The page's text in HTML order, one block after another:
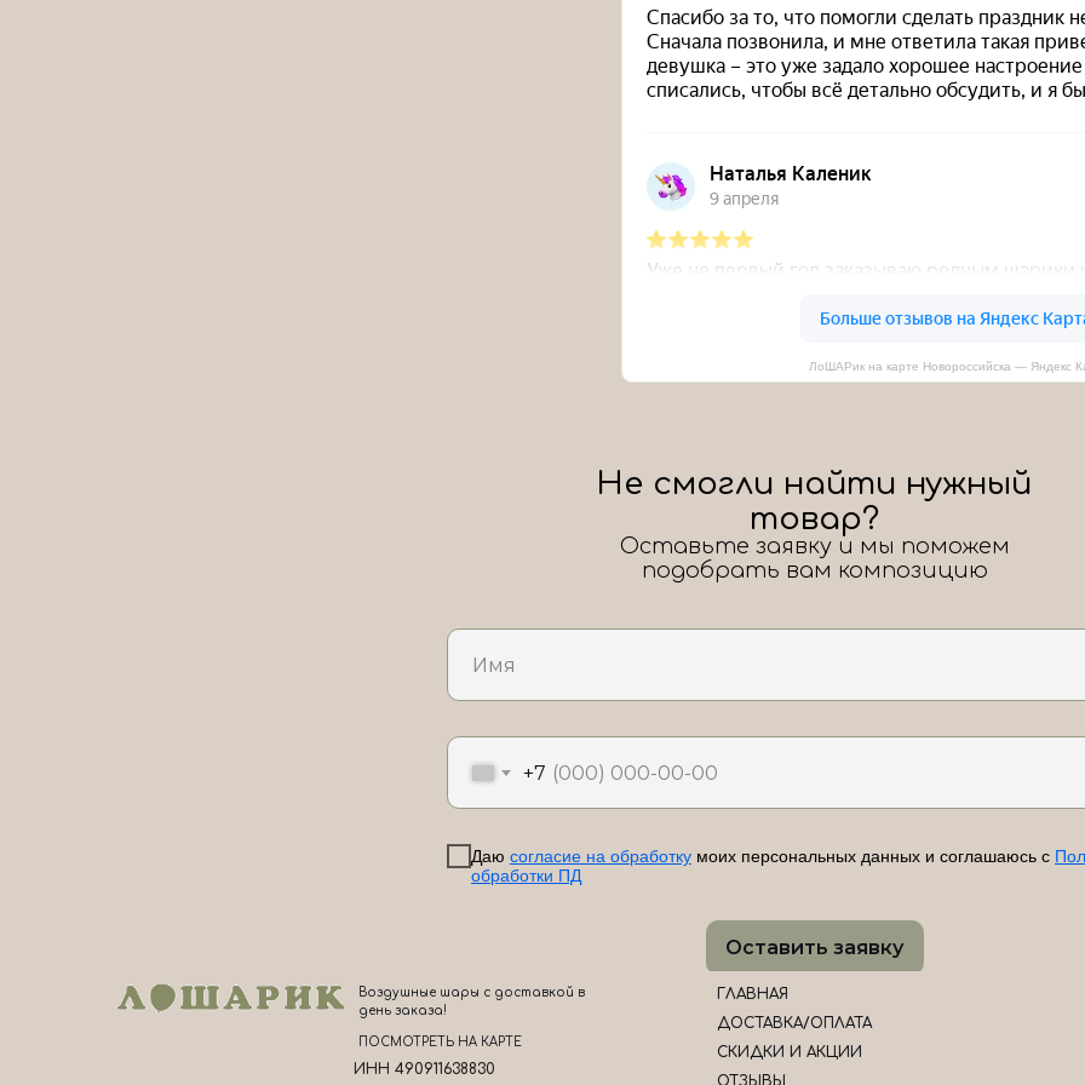
ЛоШАРик на карте Новороссийска — Яндекс
+7
Даю согласие на обработку моих персональных данных и соглашаюсь с
обработки ПД
Оставить заявку
Не смогли найти нужный
товар?
Оставьте заявку и мы поможем
подобрать вам композицию
ГЛАВНАЯ
ДОСТАВКА/ОПЛАТА
СКИДКИ И АКЦИИ
Воздушные шары с доставкой в
день заказа!
ПОСМОТРЕТЬ НА КАРТЕ
ИНН 490911638830